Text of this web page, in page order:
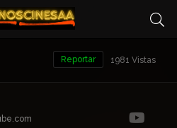
1981 Vistas
Reportar